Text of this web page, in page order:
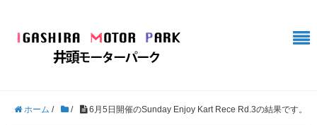
ホーム / / 6月5日開催のSunday Enjoy Kart Rece Rd.3の結果です。